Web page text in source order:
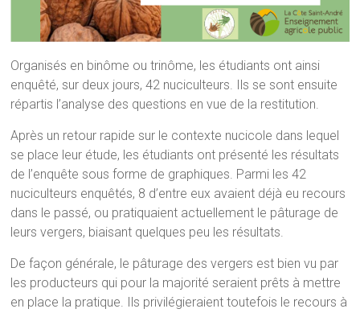
Organisés en binôme ou trinôme, les étudiants ont ainsi
enquêté, sur deux jours, 42 nuciculteurs. Ils se sont ensuite
répartis l’analyse des questions en vue de la restitution.
Après un retour rapide sur le contexte nucicole dans lequel
se place leur étude, les étudiants ont présenté les résultats
de l’enquête sous forme de graphiques. Parmi les 42
nuciculteurs enquêtés, 8 d’entre eux avaient déjà eu recours
dans le passé, ou pratiquaient actuellement le pâturage de
leurs vergers, biaisant quelques peu les résultats.
De façon générale, le pâturage des vergers est bien vu par
les producteurs qui pour la majorité seraient prêts à mettre
en place la pratique. Ils privilégieraient toutefois le recours à